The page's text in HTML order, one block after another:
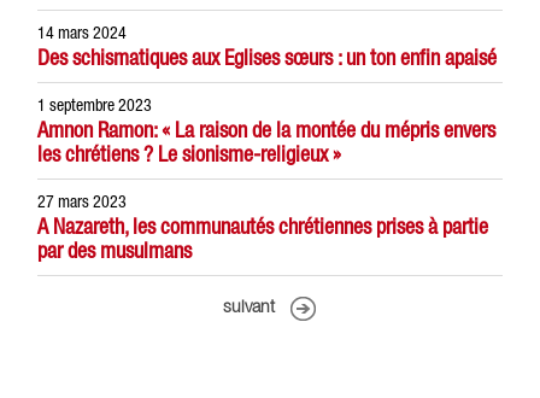
14 mars 2024
Des schismatiques aux Eglises sœurs : un ton enfin apaisé
1 septembre 2023
Amnon Ramon: « La raison de la montée du mépris envers
les chrétiens ? Le sionisme-religieux »
27 mars 2023
A Nazareth, les communautés chrétiennes prises à partie
par des musulmans
suivant